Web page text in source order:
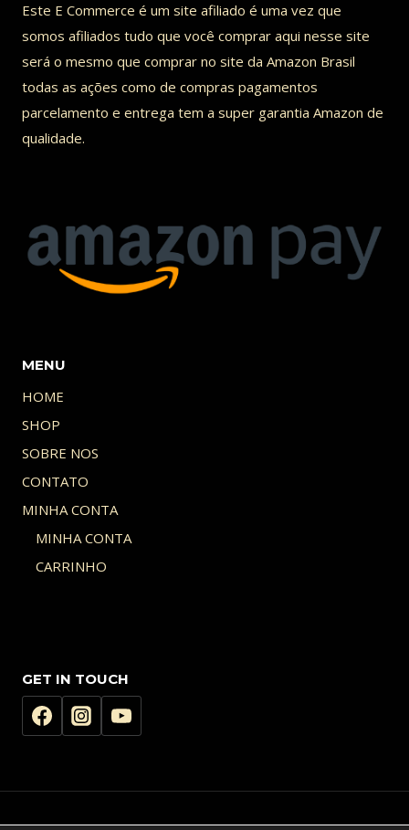
Este E Commerce é um site afiliado é uma vez que
somos afiliados tudo que você comprar aqui nesse site
será o mesmo que comprar no site da Amazon Brasil
todas as ações como de compras pagamentos
parcelamento e entrega tem a super garantia Amazon de
qualidade.
MENU
HOME
SHOP
SOBRE NOS
CONTATO
MINHA CONTA
MINHA CONTA
CARRINHO
GET IN TOUCH